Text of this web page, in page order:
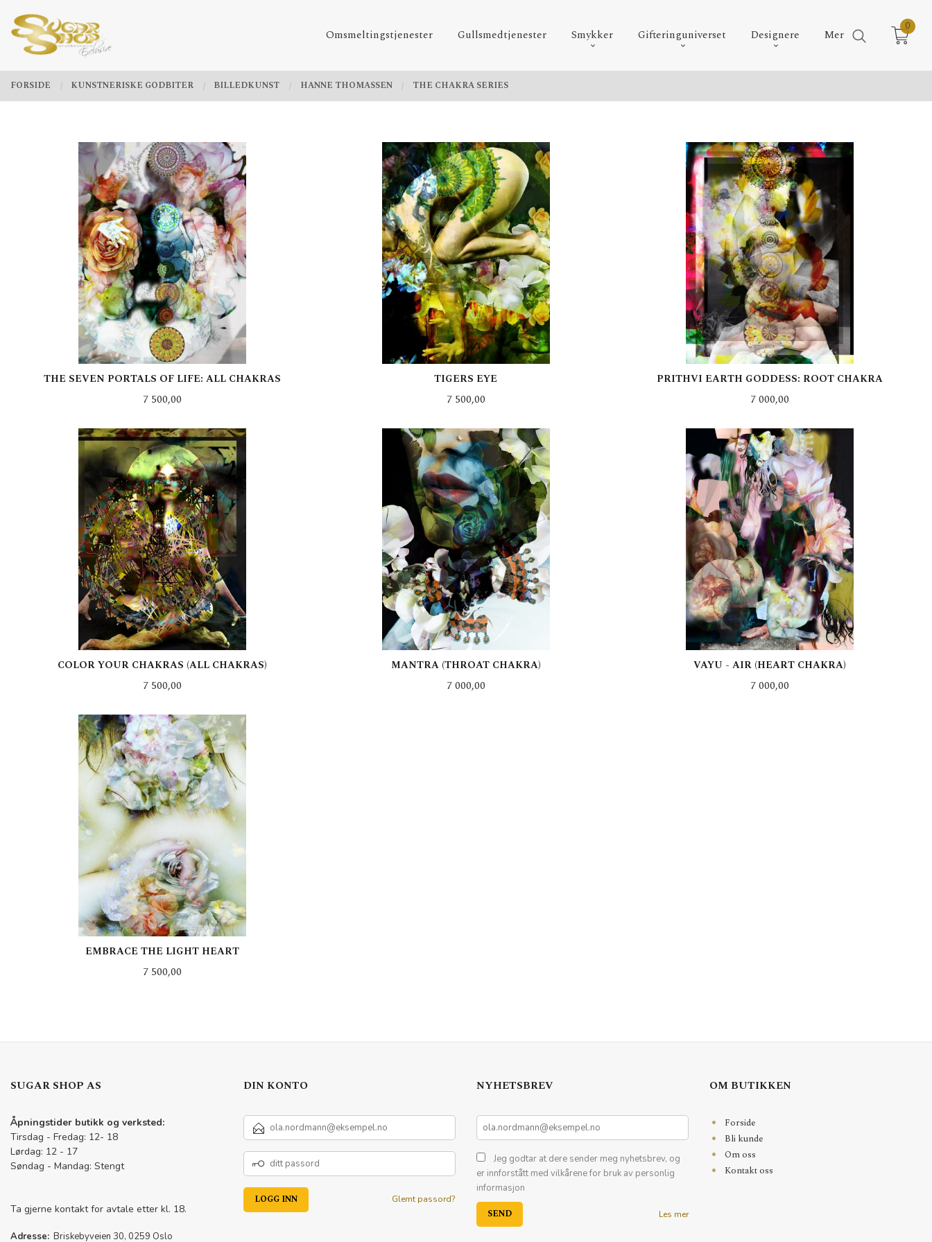
innholdet
PRODUKTER
Omsmeltingstjenester Gullsmedtjenester Smykker Gifteringuniverset Designere Mer
Lukk
0
FORSIDE KUNSTNERISKE GODBITER BILLEDKUNST HANNE THOMASSEN THE CHAKRA SERIES
THE SEVEN PORTALS OF LIFE: ALL CHAKRAS
Pris
7 500,00
LES MER
TIGERS EYE
Pris
7 500,00
LES MER
PRITHVI EARTH GODDESS: ROOT CHAKRA
Pris
7 000,00
LES MER
COLOR YOUR CHAKRAS (ALL CHAKRAS)
Pris
7 500,00
LES MER
MANTRA (THROAT CHAKRA)
Pris
7 000,00
VAYU - AIR (HEART CHAKRA)
Pris
7 000,00
EMBRACE THE LIGHT HEART
Pris
7 500,00
SUGAR SHOP AS
Åpningstider butikk og verksted:
Tirsdag - Fredag: 12- 18
Lørdag: 12 - 17
Søndag - Mandag: Stengt
Ta gjerne kontakt for avtale etter kl. 18.
Adresse: Briskebyveien 30, 0259 Oslo
DIN KONTO
E-
POSTADRESSE
DITT
PASSORD
Glemt passord?
NYHETSBREV
Jeg godtar at dere sender meg nyhetsbrev, og
er innforstått med vilkårene for bruk av personlig
informasjon
Les mer
OM BUTIKKEN
Forside
Bli kunde
Om oss
Kontakt oss